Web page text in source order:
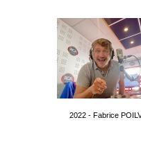
2022 - Fabrice